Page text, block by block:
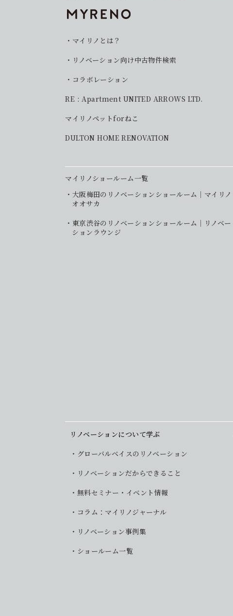
マイリノとは？
リノベーション向け中古物件検索
コラボレーション
RE : Apartment UNITED ARROWS LTD.
マイリノペットforねこ
DULTON HOME RENOVATION
マイリノショールーム一覧
大阪梅田のリノベーションショールーム｜マイリノ
オオサカ
東京渋谷のリノベーションショールーム｜リノベー
ションラウンジ
リノベーションについて学ぶ
グローバルベイスのリノベーション
リノベーションだからできること
無料セミナー・イベント情報
コラム：マイリノジャーナル
リノベーション事例集
ショールーム一覧